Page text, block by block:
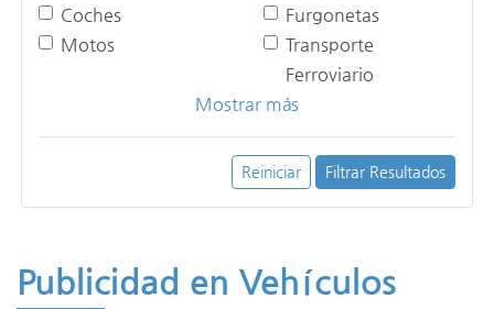
Coches
Furgonetas
Motos
Transporte
Ferroviario
Mostrar más
Reiniciar Filtrar Resultados
Publicidad en Vehículos